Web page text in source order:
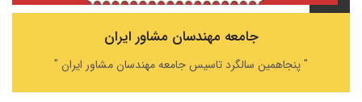
جامعه مهندسان مشاور ایران
" پنجاهمین سالگرد تاسیس جامعه مهندسان مشاور ایران "